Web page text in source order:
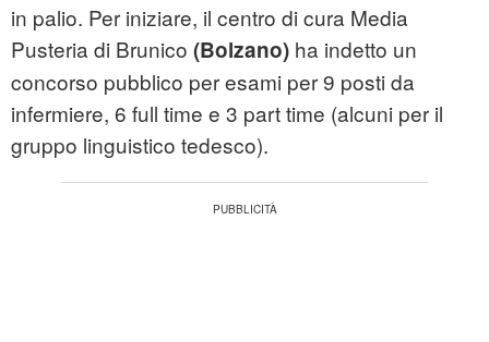
in palio. Per iniziare, il centro di cura Media
Pusteria di Brunico (Bolzano) ha indetto un
concorso pubblico per esami per 9 posti da
infermiere, 6 full time e 3 part time (alcuni per il
gruppo linguistico tedesco).